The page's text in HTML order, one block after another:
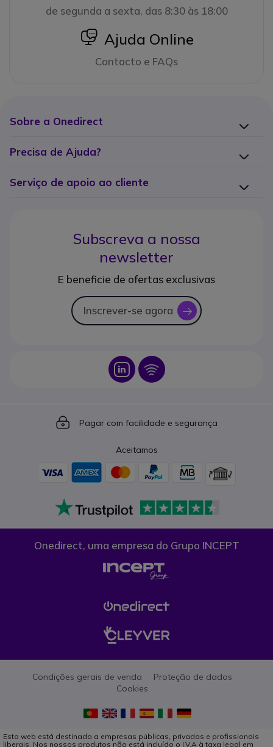
de segunda a sexta, das 8:30 às 18:00
icon
Ajuda Online
Contacto e FAQs
Sobre a Onedirect
Precisa de Ajuda?
Serviço de apoio ao cliente
Subscreva a nossa
newsletter
E beneficie de ofertas exclusivas
Inscrever-se agora icon
Icon Icon
Icon
Pagar com facilidade e segurança
Aceitamos
Onedirect, uma empresa do Grupo INCEPT
Condições gerais de venda
Proteção de dados
Cookies
Esta web está destinada a empresas públicas, privadas e profissionais
liberais. Nos nossos produtos não está incluído o I.V.A à taxa legal em